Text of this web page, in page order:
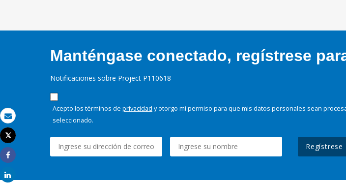
Correo electrónico
Imprimir
Tweet
Share
Manténgase conectado, regístrese
Notificaciones sobre Project P110618
Acepto los términos de privacidad y otorgo mi permiso para que mis datos personales sean
seleccionado.
Regístrese